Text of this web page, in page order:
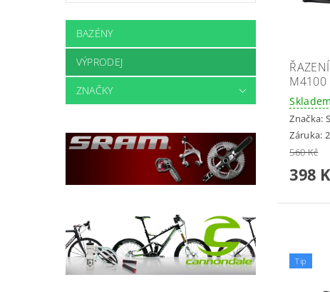
BAZÉNY
VÝPRODEJ
ZNAČKY
M4100
Skladem
Značka:
Záruka:
560 Kč
398
Tip